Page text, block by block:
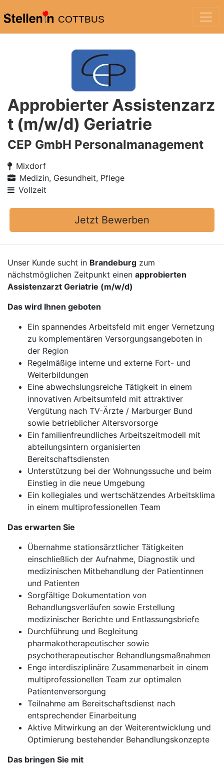
COTTBUS
Approbierter Assistenzarz
t (m/w/d) Geriatrie
CEP GmbH Personalmanagement
Mixdorf
Medizin, Gesundheit, Pflege
Vollzeit
Jetzt Bewerben
Unser Kunde sucht in Brandeburg zum
nächstmöglichen Zeitpunkt einen approbierten
Assistenzarzt Geriatrie (m/w/d)
Das wird Ihnen geboten
Ein spannendes Arbeitsfeld mit enger Vernetzung
zu komplementären Versorgungsangeboten in
der Region
Regelmäßige interne und externe Fort- und
Weiterbildungen
Eine abwechslungsreiche Tätigkeit in einem
innovativen Arbeitsumfeld mit attraktiver
Vergütung nach TV-Ärzte / Marburger Bund
sowie betrieblicher Altersvorsorge
Ein familienfreundliches Arbeitszeitmodell mit
abteilungsintern organisierten
Bereitschaftsdiensten
Unterstützung bei der Wohnungssuche und beim
Einstieg in die neue Umgebung
Ein kollegiales und wertschätzendes Arbeitsklima
in einem multiprofessionellen Team
Das erwarten Sie
Übernahme stationsärztlicher Tätigkeiten
einschließlich der Aufnahme, Diagnostik und
medizinischen Mitbehandlung der Patientinnen
und Patienten
Sorgfältige Dokumentation von
Behandlungsverläufen sowie Erstellung
medizinischer Berichte und Entlassungsbriefe
Durchführung und Begleitung
pharmakotherapeutischer sowie
psychotherapeutischer Behandlungsmaßnahmen
Enge interdisziplinäre Zusammenarbeit in einem
multiprofessionellen Team zur optimalen
Patientenversorgung
Teilnahme am Bereitschaftsdienst nach
entsprechender Einarbeitung
Aktive Mitwirkung an der Weiterentwicklung und
Optimierung bestehender Behandlungskonzepte
Das bringen Sie mit